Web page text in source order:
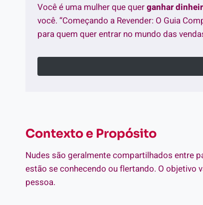
Você é uma mulher que querganhar
você. “Começando a Revender: O Guia
para quem quer entrar no mundo das
Contexto e Propósito
Nudes são geralmente compartilhados entre
estão se conhecendo ou flertando. O objetivo
pessoa.